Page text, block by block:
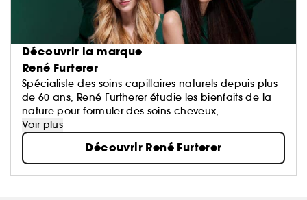
Découvrir la marque
René Furterer
Spécialiste des soins capillaires naturels depuis plus
de 60 ans, René Furtherer étudie les bienfaits de la
nature pour formuler des soins cheveux,
shampoings, après-shampoings et masques qui ont
pour objectif de sublimer vos cheveux.
Voir plus
Découvrir René Furterer